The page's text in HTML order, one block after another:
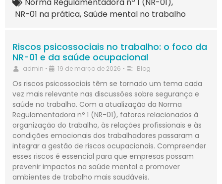
NR-01 na prática, Saúde mental no trabalho
Riscos psicossociais no trabalho: o foco da
NR-01 e da saúde ocupacional
admin • 19 de março de 2026 • Blog
Os riscos psicossociais têm se tornado um tema cada
vez mais relevante nas discussões sobre segurança e
saúde no trabalho. Com a atualização da Norma
Regulamentadora nº 1 (NR-01), fatores relacionados à
organização do trabalho, às relações profissionais e às
condições emocionais dos trabalhadores passaram a
integrar a gestão de riscos ocupacionais. Compreender
esses riscos é essencial para que empresas possam
prevenir impactos na saúde mental e promover
ambientes de trabalho mais saudáveis.